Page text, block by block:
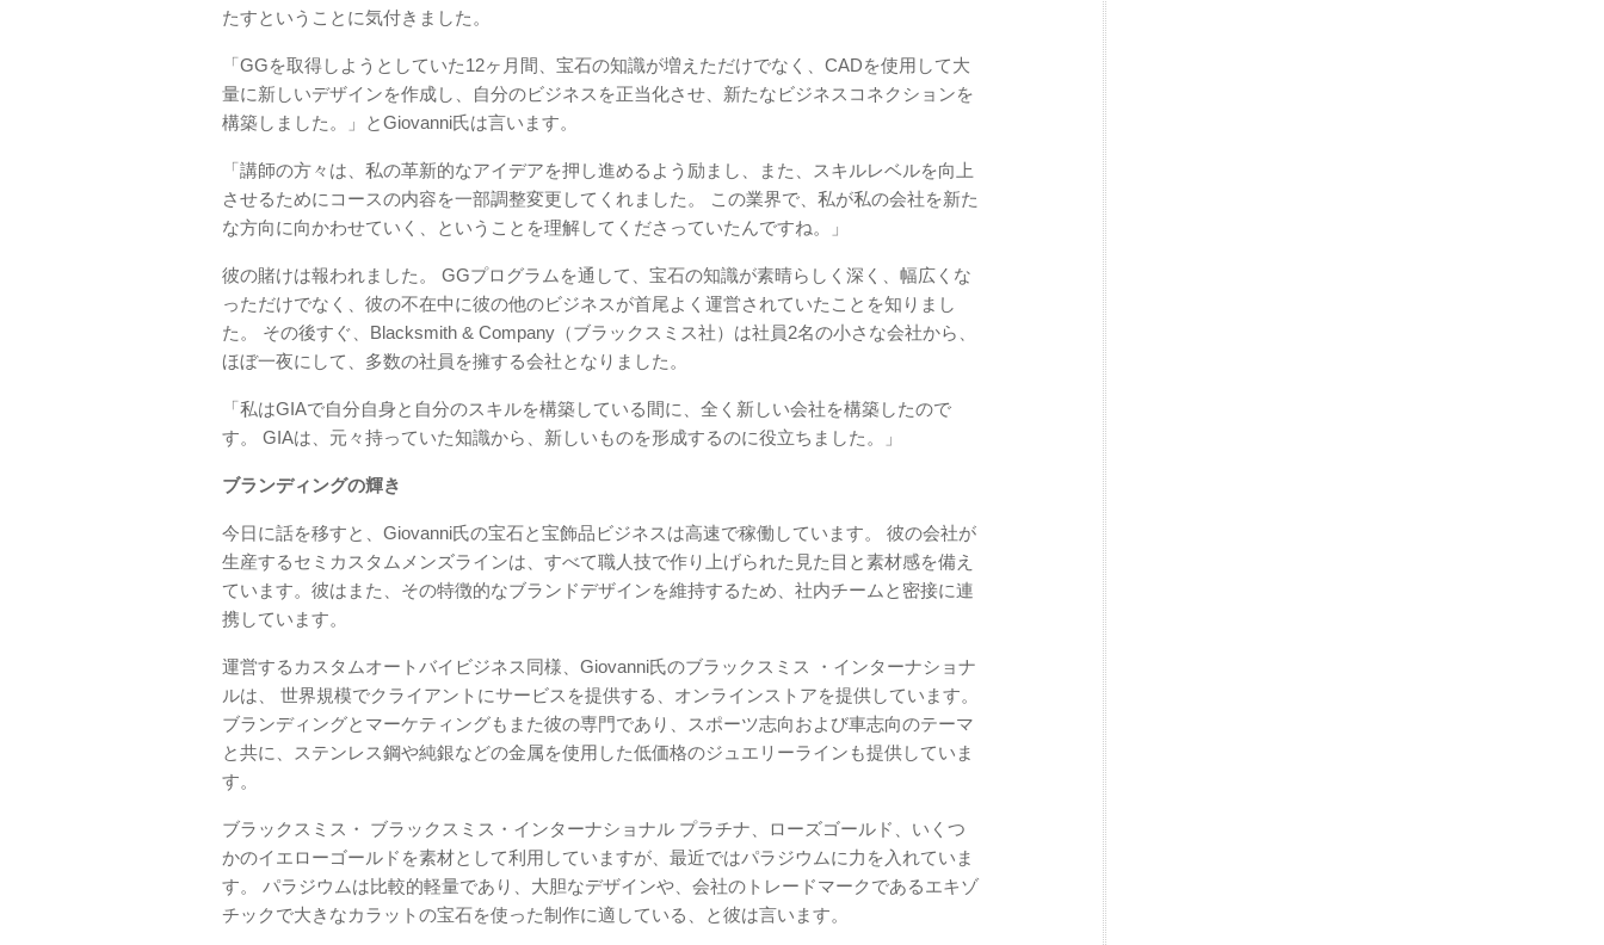
たすということに気付きました。
「GGを取得しようとしていた12ヶ月間、宝石の知識が増えただけでなく、CADを使用して大
量に新しいデザインを作成し、自分のビジネスを正当化させ、新たなビジネスコネクションを
構築しました。」とGiovanni氏は言います。
「講師の方々は、私の革新的なアイデアを押し進めるよう励まし、また、スキルレベルを向上
させるためにコースの内容を一部調整変更してくれました。 この業界で、私が私の会社を新た
な方向に向かわせていく、ということを理解してくださっていたんですね。」
彼の賭けは報われました。 GGプログラムを通して、宝石の知識が素晴らしく深く、幅広くな
っただけでなく、彼の不在中に彼の他のビジネスが首尾よく運営されていたことを知りまし
た。 その後すぐ、Blacksmith & Company（ブラックスミス社）は社員2名の小さな会社から、
ほぼ一夜にして、多数の社員を擁する会社となりました。
「私はGIAで自分自身と自分のスキルを構築している間に、全く新しい会社を構築したので
す。 GIAは、元々持っていた知識から、新しいものを形成するのに役立ちました。」
ブランディングの輝き
今日に話を移すと、Giovanni氏の宝石と宝飾品ビジネスは高速で稼働しています。 彼の会社が
生産するセミカスタムメンズラインは、すべて職人技で作り上げられた見た目と素材感を備え
ています。彼はまた、その特徴的なブランドデザインを維持するため、社内チームと密接に連
携しています。
運営するカスタムオートバイビジネス同様、Giovanni氏のブラックスミス ・インターナショナ
ルは、 世界規模でクライアントにサービスを提供する、オンラインストアを提供しています。
ブランディングとマーケティングもまた彼の専門であり、スポーツ志向および車志向のテーマ
と共に、ステンレス鋼や純銀などの金属を使用した低価格のジュエリーラインも提供していま
す。
ブラックスミス・ ブラックスミス・インターナショナル プラチナ、ローズゴールド、いくつ
かのイエローゴールドを素材として利用していますが、最近ではパラジウムに力を入れていま
す。 パラジウムは比較的軽量であり、大胆なデザインや、会社のトレードマークであるエキゾ
チックで大きなカラットの宝石を使った制作に適している、と彼は言います。